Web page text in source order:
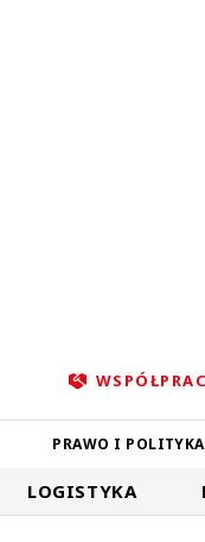
PRAWO I POLITYKA
LOGISTYKA